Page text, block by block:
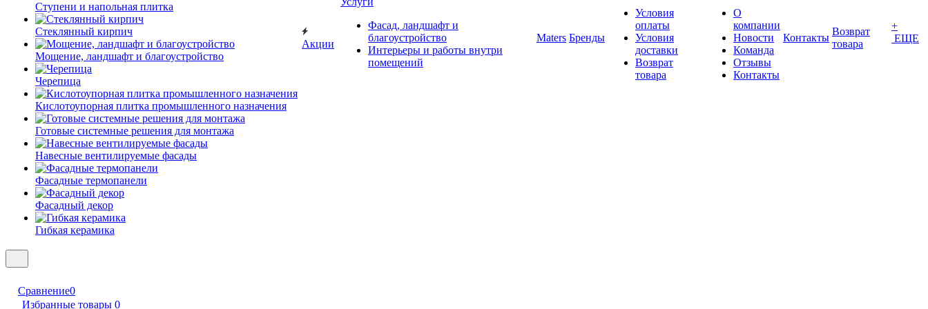
Ступени и напольная плитка
Cтеклянный кирпич
Мощение, ландшафт и благоустройство
Черепица
Кислотоупорная плитка промышленного назначения
Готовые системные решения для монтажа
Навесные вентилируемые фасады
Фасадные термопанели
Фасадный декор
Гибкая керамика
Акции
Фасад, ландшафт и
благоустройство
Интерьеры и работы внутри
помещений
Maters Бренды
Условия
оплаты
Условия
доставки
Возврат
товара
О
компании
Новости
Команда
Отзывы
Контакты
Контакты
Возврат
товара
+
ЕЩЕ
Сравнение0
Избранные товары 0